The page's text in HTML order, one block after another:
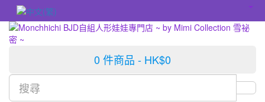
0 件商品 - HK$0